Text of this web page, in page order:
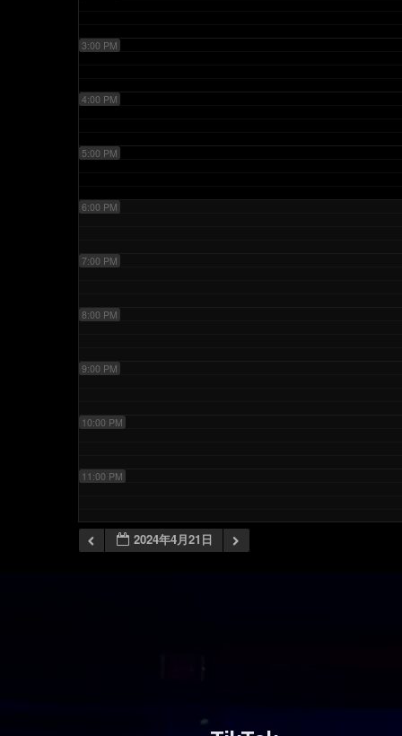
3:00 PM
4:00 PM
5:00 PM
6:00 PM
7:00 PM
8:00 PM
9:00 PM
10:00 PM
11:00 PM
2024年4月21日